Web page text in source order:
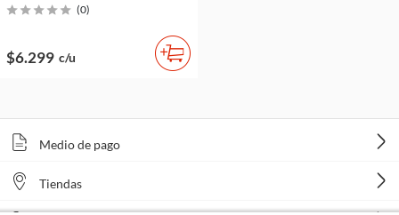
(0)
$6.299 c/u
Medio de pago
Tiendas